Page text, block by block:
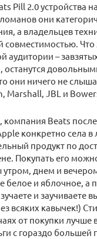
Pill 2.0 устройства
они
а владельцев
совместимостью. Что
аудитории –
они ничего не
Marshall, JBL и
Beats
конкретно села в
продукт по
Покупать его
утром, днем и
белое и яблочное, а
и заучиваете
всяких кавычек!)
от покупки лучше
с гораздо большей